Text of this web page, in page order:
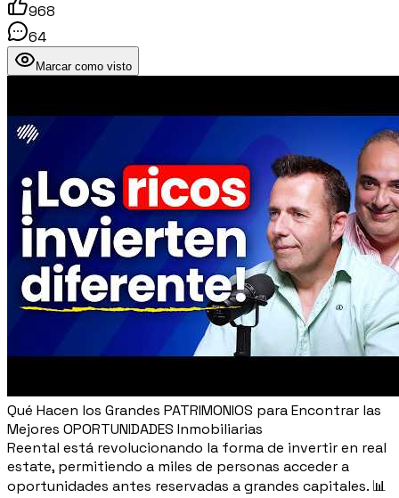
968
64
Marcar como visto
Qué Hacen los Grandes PATRIMONIOS para Encontrar las
Mejores OPORTUNIDADES Inmobiliarias
Reental está revolucionando la forma de invertir en real
estate, permitiendo a miles de personas acceder a
oportunidades antes reservadas a grandes capitales. 📊